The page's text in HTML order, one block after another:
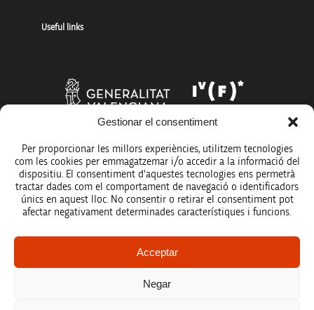
Gestionar el consentiment
Per proporcionar les millors experiències, utilitzem tecnologies
com les cookies per emmagatzemar i/o accedir a la informació del
dispositiu. El consentiment d'aquestes tecnologies ens permetrà
tractar dades com el comportament de navegació o identificadors
únics en aquest lloc. No consentir o retirar el consentiment pot
afectar negativament determinades característiques i funcions.
Acceptar
Negar
Useful links
Legal notice